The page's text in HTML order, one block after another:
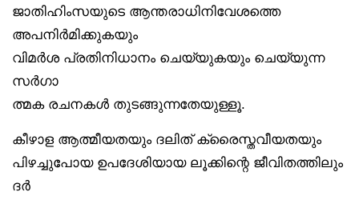
ജാതിഹിംസയുടെ ആന്തരാധിനിവേശത്തെ
അപനിർമിക്കുകയും
വിമർശ പ്രതിനിധാനം ചെയ്യുകയും ചെയ്യുന്ന
സർഗാ
ത്മക രചനകൾ തുടങ്ങുന്നതേയുള്ളൂ.
കീഴാള ആത്മീയതയും ദലിത് ക്രൈസ്തവീയതയും
പിഴച്ചുപോയ ഉപദേശിയായ ലൂക്കിന്റെ ജീവിതത്തിലും
ദർ